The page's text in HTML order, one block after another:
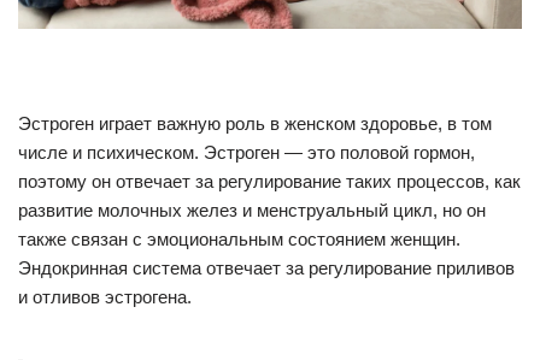
Эстроген играет важную роль в женском здоровье, в том
числе и психическом. Эстроген — это половой гормон,
поэтому он отвечает за регулирование таких процессов, как
развитие молочных желез и менструальный цикл, но он
также связан с эмоциональным состоянием женщин.
Эндокринная система отвечает за регулирование приливов
и отливов эстрогена.